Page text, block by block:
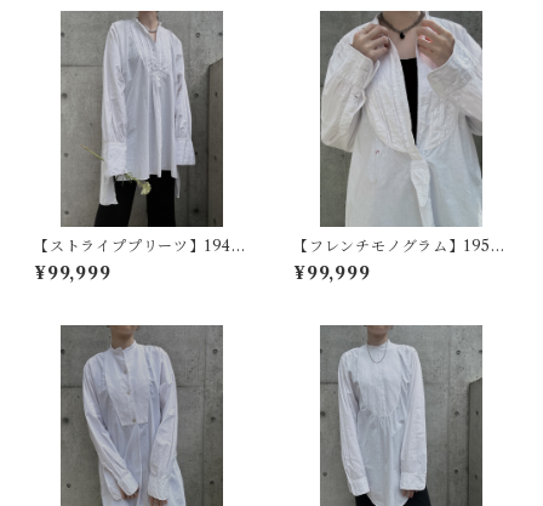
【ストライププリーツ】1940
s フランスヴィンテージドレス
シャツ
¥99,999
【フレンチモノグラム】1950
~60s フランスヴィンテージド
レスシャツ
¥99,999